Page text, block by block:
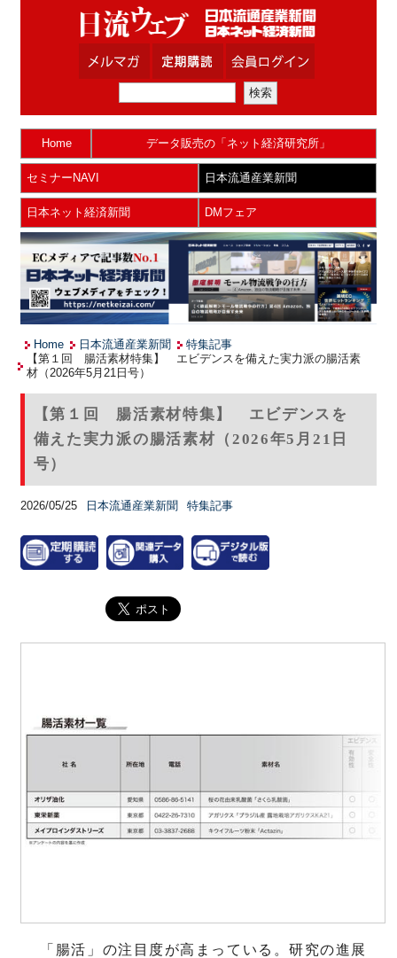
Home データ販売の「ネット経済研究所」
セミナーNAVI 日本流通産業新聞
日本ネット経済新聞 DMフェア
Home 日本流通産業新聞
特集記事
【第１回 腸活素材特集】 エビデンスを備えた実力派の腸活素
材（2026年5月21日号）
【第１回 腸活素材特集】 エビデンスを
備えた実力派の腸活素材（2026年5月21日
号）
2026/05/25 日本流通産業新聞 特集記事
「腸活」の注目度が高まっている。研究の進展